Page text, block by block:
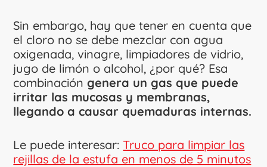
Sin embargo, hay que tener en cuenta que
el cloro no se debe mezclar con agua
oxigenada, vinagre, limpiadores de vidrio,
jugo de limón o alcohol, ¿por qué? Esa
combinacióngenera un gas que puede
irritar las mucosas y membranas,
llegando a causar quemaduras internas.
Le puede interesar:Truco para limpiar las
rejillas de la estufa en menos de 5 minutos